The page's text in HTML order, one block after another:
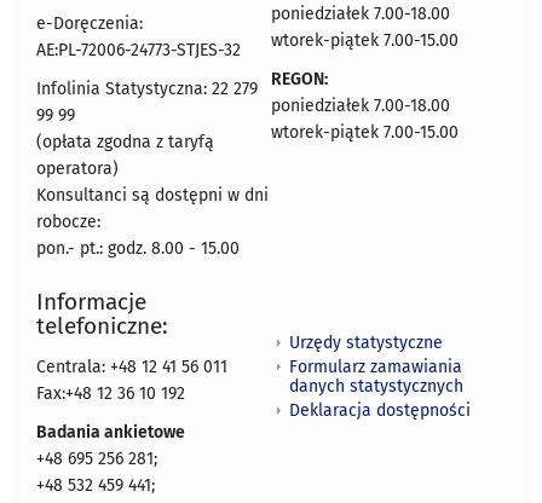
e-Doręczenia:
AE:PL-72006-24773-STJES-32
Infolinia Statystyczna: 22 279
99 99
(opłata zgodna z taryfą
operatora)
Konsultanci są dostępni w dni
robocze:
pon.- pt.: godz. 8.00 - 15.00
poniedziałek 7.00-18.00
wtorek-piątek 7.00-15.00
REGON:
poniedziałek 7.00-18.00
wtorek-piątek 7.00-15.00
Informacje
telefoniczne:
Centrala: +48 12 41 56 011
Fax:+48 12 36 10 192
Badania ankietowe
+48 695 256 281;
+48 532 459 441;
Urzędy statystyczne
Formularz zamawiania
danych statystycznych
Deklaracja dostępności